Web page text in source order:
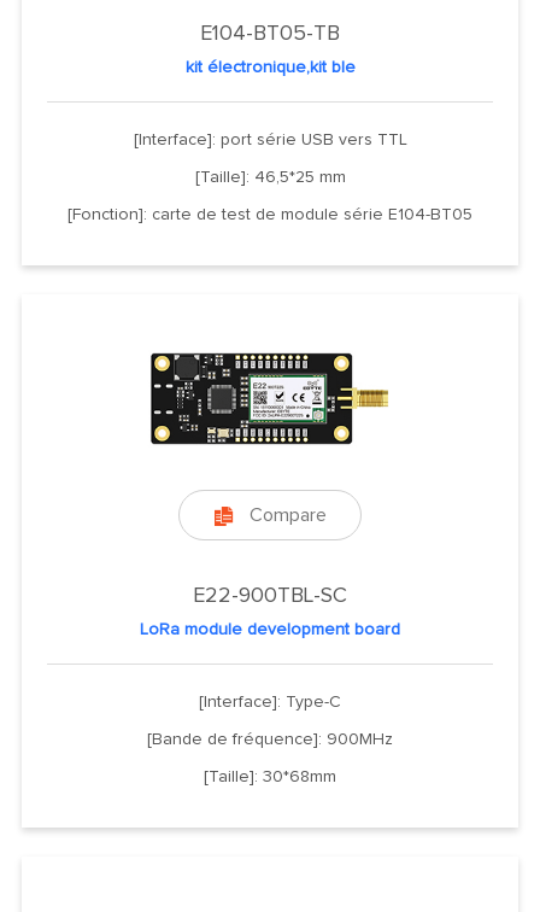
E104-BT05-TB
kit électronique,kit ble
[Interface]: port série USB vers TTL
[Taille]: 46,5*25 mm
[Fonction]: carte de test de module série E104-BT05
 Compare
E22-900TBL-SC
LoRa module development board
[Interface]: Type-C
[Bande de fréquence]: 900MHz
[Taille]: 30*68mm